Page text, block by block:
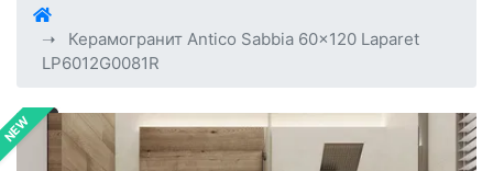
Керамогранит Antico Sabbia 60x120 Laparet
LP6012G0081R
NEW